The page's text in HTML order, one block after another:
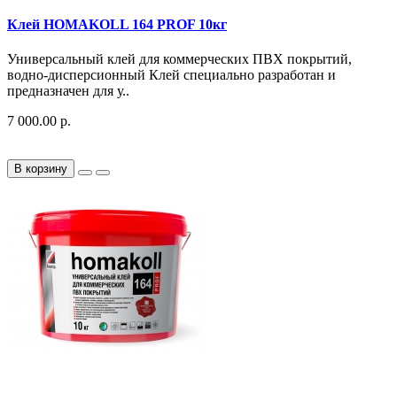
Клей HOMAKOLL 164 PROF 10кг
Универсальный клей для коммерческих ПВХ покрытий,
водно-дисперсионный Клей специально разработан и
предназначен для у..
7 000.00 р.
В корзину